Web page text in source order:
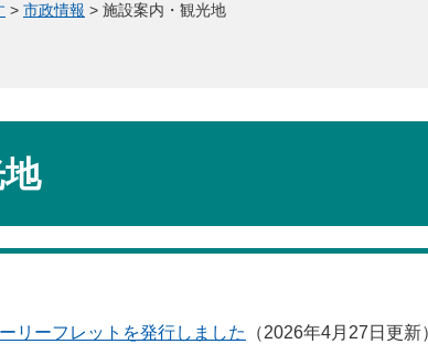
> 市政情報 > 施設案内・観光地
リーフレットを発行しました 2026年4月27日更新